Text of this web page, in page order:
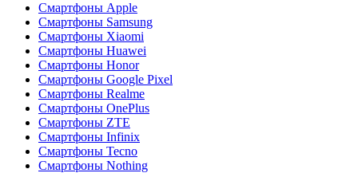
Смартфоны Apple
Смартфоны Samsung
Смартфоны Xiaomi
Смартфоны Huawei
Смартфоны Honor
Смартфоны Google Pixel
Смартфоны Realme
Смартфоны OnePlus
Смартфоны ZTE
Смартфоны Infinix
Смартфоны Tecno
Смартфоны Nothing